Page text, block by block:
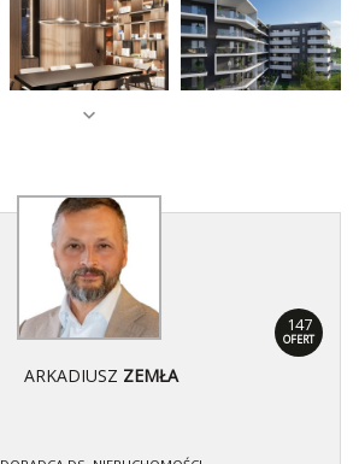
147
OFERT
ARKADIUSZ ZEMŁA